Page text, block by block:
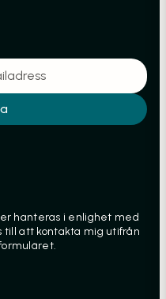
hanteras i enlighet med
till att kontakta mig utifrån